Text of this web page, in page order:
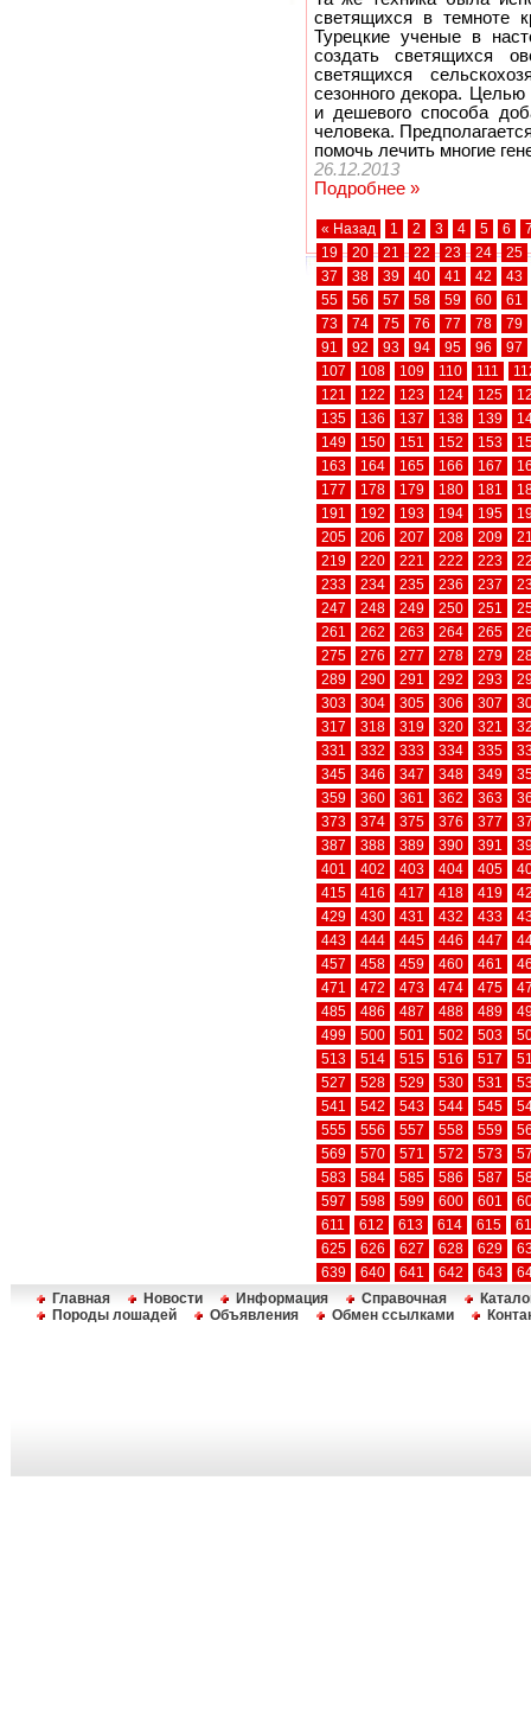
светящихся в темноте
Турецкие ученые в
создать светящихся
светящихся
сезонного декора.
и дешевого способа
человека.
помочь лечить многие
26.12.2013
Подробнее »
« Назад 1 2 3 4 5 6
19
20 21 22 23 24
25
37
38 39 40 41 42
43
55
56 57 58 59 60
61
73
74 75 76 77 78
79
91
92 93 94 95 96
97
107
108 109 110 111
121
122 123 124 125
135
136 137 138 139
149
150 151 152 153
163
164 165 166 167
177
178 179 180 181
191
192 193 194 195
205
206 207 208 209
219
220 221 222 223
233
234 235 236 237
247
248 249 250 251
261
262 263 264 265
275
276 277 278 279
289
290 291 292 293
303
304 305 306 307
317
318 319 320 321
331
332 333 334 335
345
346 347 348 349
359
360 361 362 363
373
374 375 376 377
387
388 389 390 391
401
402 403 404 405
415
416 417 418 419
429
430 431 432 433
443
444 445 446 447
457
458 459 460 461
471
472 473 474 475
485
486 487 488 489
499
500 501 502 503
513
514 515 516 517
527
528 529 530 531
541
542 543 544 545
555
556 557 558 559
569
570 571 572 573
583
584 585 586 587
597
598 599 600 601
611
612 613 614 615
625
626 627 628 629
639
640 641 642 643
Главная
Новости Информация Справочная
Породы лошадей
Объявления Обмен ссылками